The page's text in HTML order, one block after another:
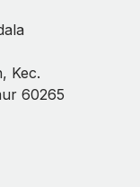
Kec.
60265